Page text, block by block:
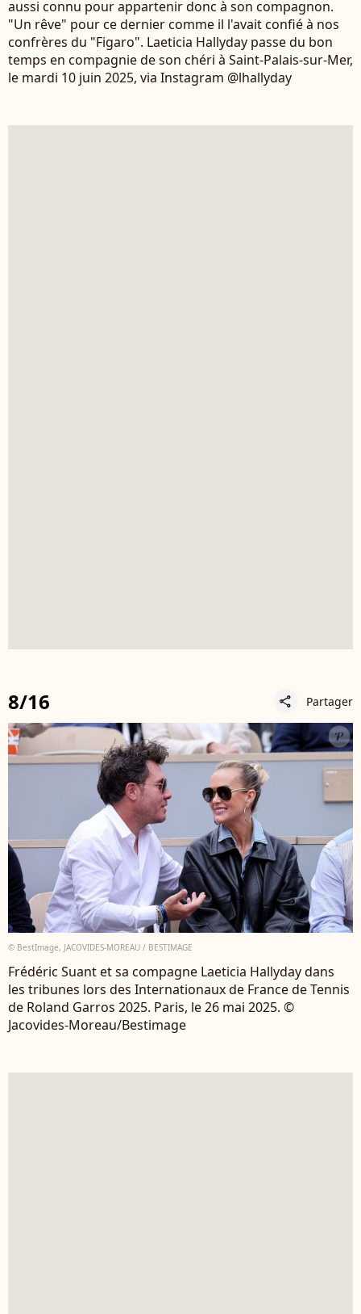
aussi connu pour appartenir donc à son compagnon.
"Un rêve" pour ce dernier comme il l'avait confié à nos
confrères du "Figaro". Laeticia Hallyday passe du bon
temps en compagnie de son chéri à Saint-Palais-sur-Mer,
le mardi 10 juin 2025, via Instagram @lhallyday
8/16 share Partager
© BestImage, JACOVIDES-MOREAU / BESTIMAGE
Frédéric Suant et sa compagne Laeticia Hallyday dans
les tribunes lors des Internationaux de France de Tennis
de Roland Garros 2025. Paris, le 26 mai 2025. ©
Jacovides-Moreau/Bestimage